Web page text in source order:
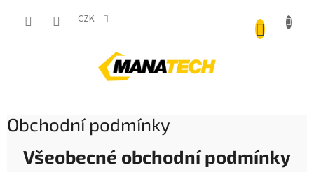
CZK
Obchodní podmínky
Všeobecné obchodní podmínky